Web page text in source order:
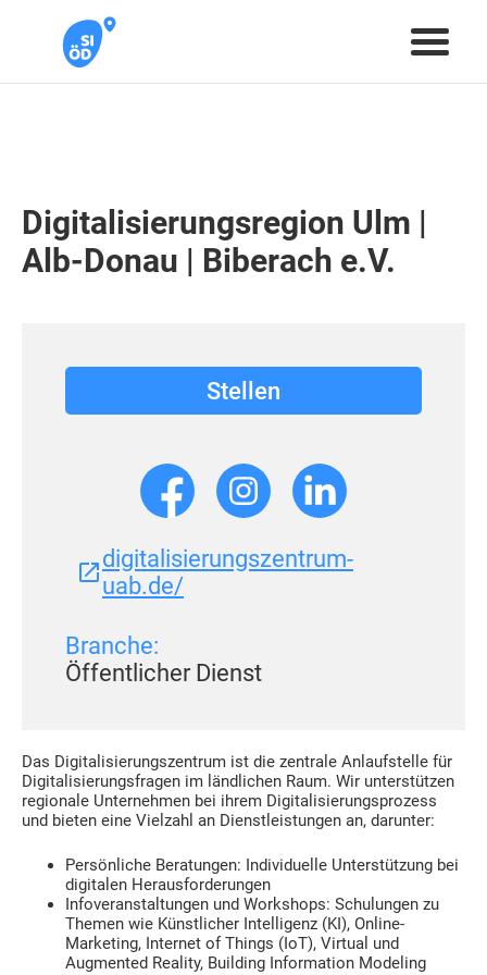
Digitalisierungsregion Ulm |
Alb-Donau | Biberach e.V.
Das Digitalisierungszentrum ist die zentrale Anlaufstelle für
Digitalisierungsfragen im ländlichen Raum. Wir unterstützen
regionale Unternehmen bei ihrem Digitalisierungsprozess
und bieten eine Vielzahl an Dienstleistungen an, darunter:
Persönliche Beratungen: Individuelle Unterstützung bei
digitalen Herausforderungen
Infoveranstaltungen und Workshops: Schulungen zu
Themen wie Künstlicher Intelligenz (KI), Online-
Marketing, Internet of Things (IoT), Virtual und
Augmented Reality, Building Information Modeling
Stellen
digitalisierungszentrum-
uab.de/
Branche:
Öffentlicher Dienst